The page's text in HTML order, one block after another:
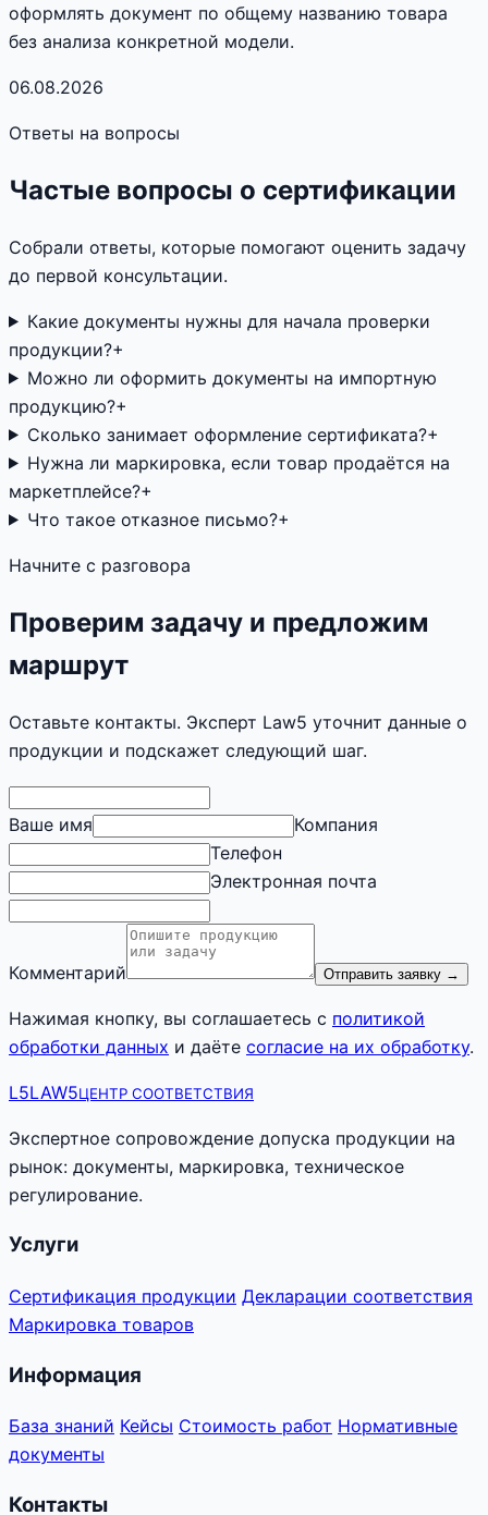
оформлять документ по общему названию товара
без анализа конкретной модели.
06.08.2026
Ответы на вопросы
Частые вопросы о сертификации
Собрали ответы, которые помогают оценить задачу
до первой консультации.
Какие документы нужны для начала проверки
продукции?+
Можно ли оформить документы на импортную
продукцию?+
Сколько занимает оформление сертификата?+
Нужна ли маркировка, если товар продаётся на
маркетплейсе?+
Что такое отказное письмо?+
Начните с разговора
Проверим задачу и предложим
маршрут
Оставьте контакты. Эксперт Law5 уточнит данные о
продукции и подскажет следующий шаг.
Ваше имя
Компания
Телефон
Электронная почта
Комментарий Отправить заявку →
Нажимая кнопку, вы соглашаетесь с политикой
обработки данных и даёте согласие на их обработку.
L5LAW5ЦЕНТР СООТВЕТСТВИЯ
Экспертное сопровождение допуска продукции на
рынок: документы, маркировка, техническое
регулирование.
Услуги
Сертификация продукции Декларации соответствия
Маркировка товаров
Информация
База знаний Кейсы Стоимость работ Нормативные
документы
Контакты